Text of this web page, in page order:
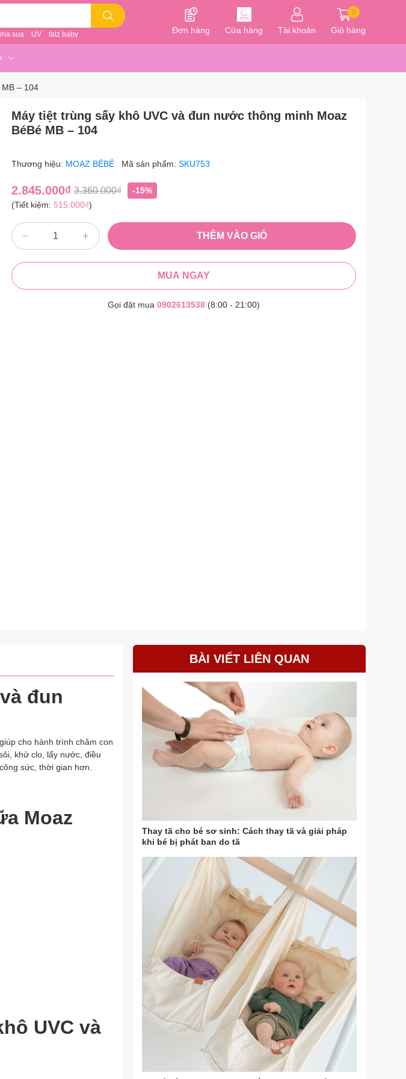
sua UV fatz baby Đơn hàng Cửa hàng Tài khoản
0
Giỏ hàng
– 104
Máy tiệt trùng sấy khô UVC và đun nước thông minh Moaz
BéBé MB – 104
Thương hiệu: MOAZ BÉBÉ Mã sản phẩm: SKU753
2.845.000₫ 3.360.000₫
-15%
(Tiết kiệm: 515.000₫)
THÊM VÀO GIỎ
MUA NGAY
Gọi đặt mua 0902613538 (8:00 - 21:00)
đun
cho hành trình chăm con
khử clo, lấy nước, điều
sức, thời gian hơn.
Moaz
UVC và
BÀI VIẾT LIÊN QUAN
Thay tã cho bé sơ sinh: Cách thay tã và giải pháp
khi bé bị phát ban do tã